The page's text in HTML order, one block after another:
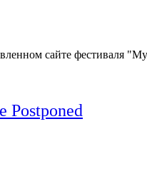
сайте фестиваля
Postponed